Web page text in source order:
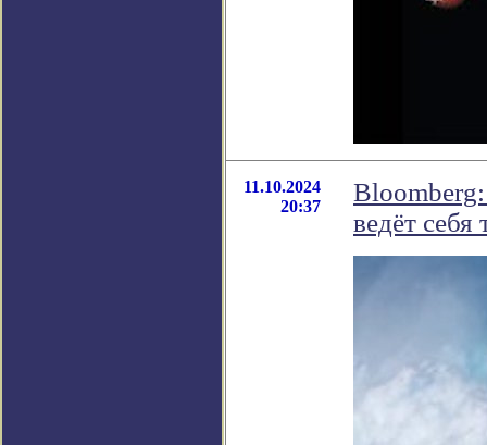
11.10.2024
20:37
ведёт себя